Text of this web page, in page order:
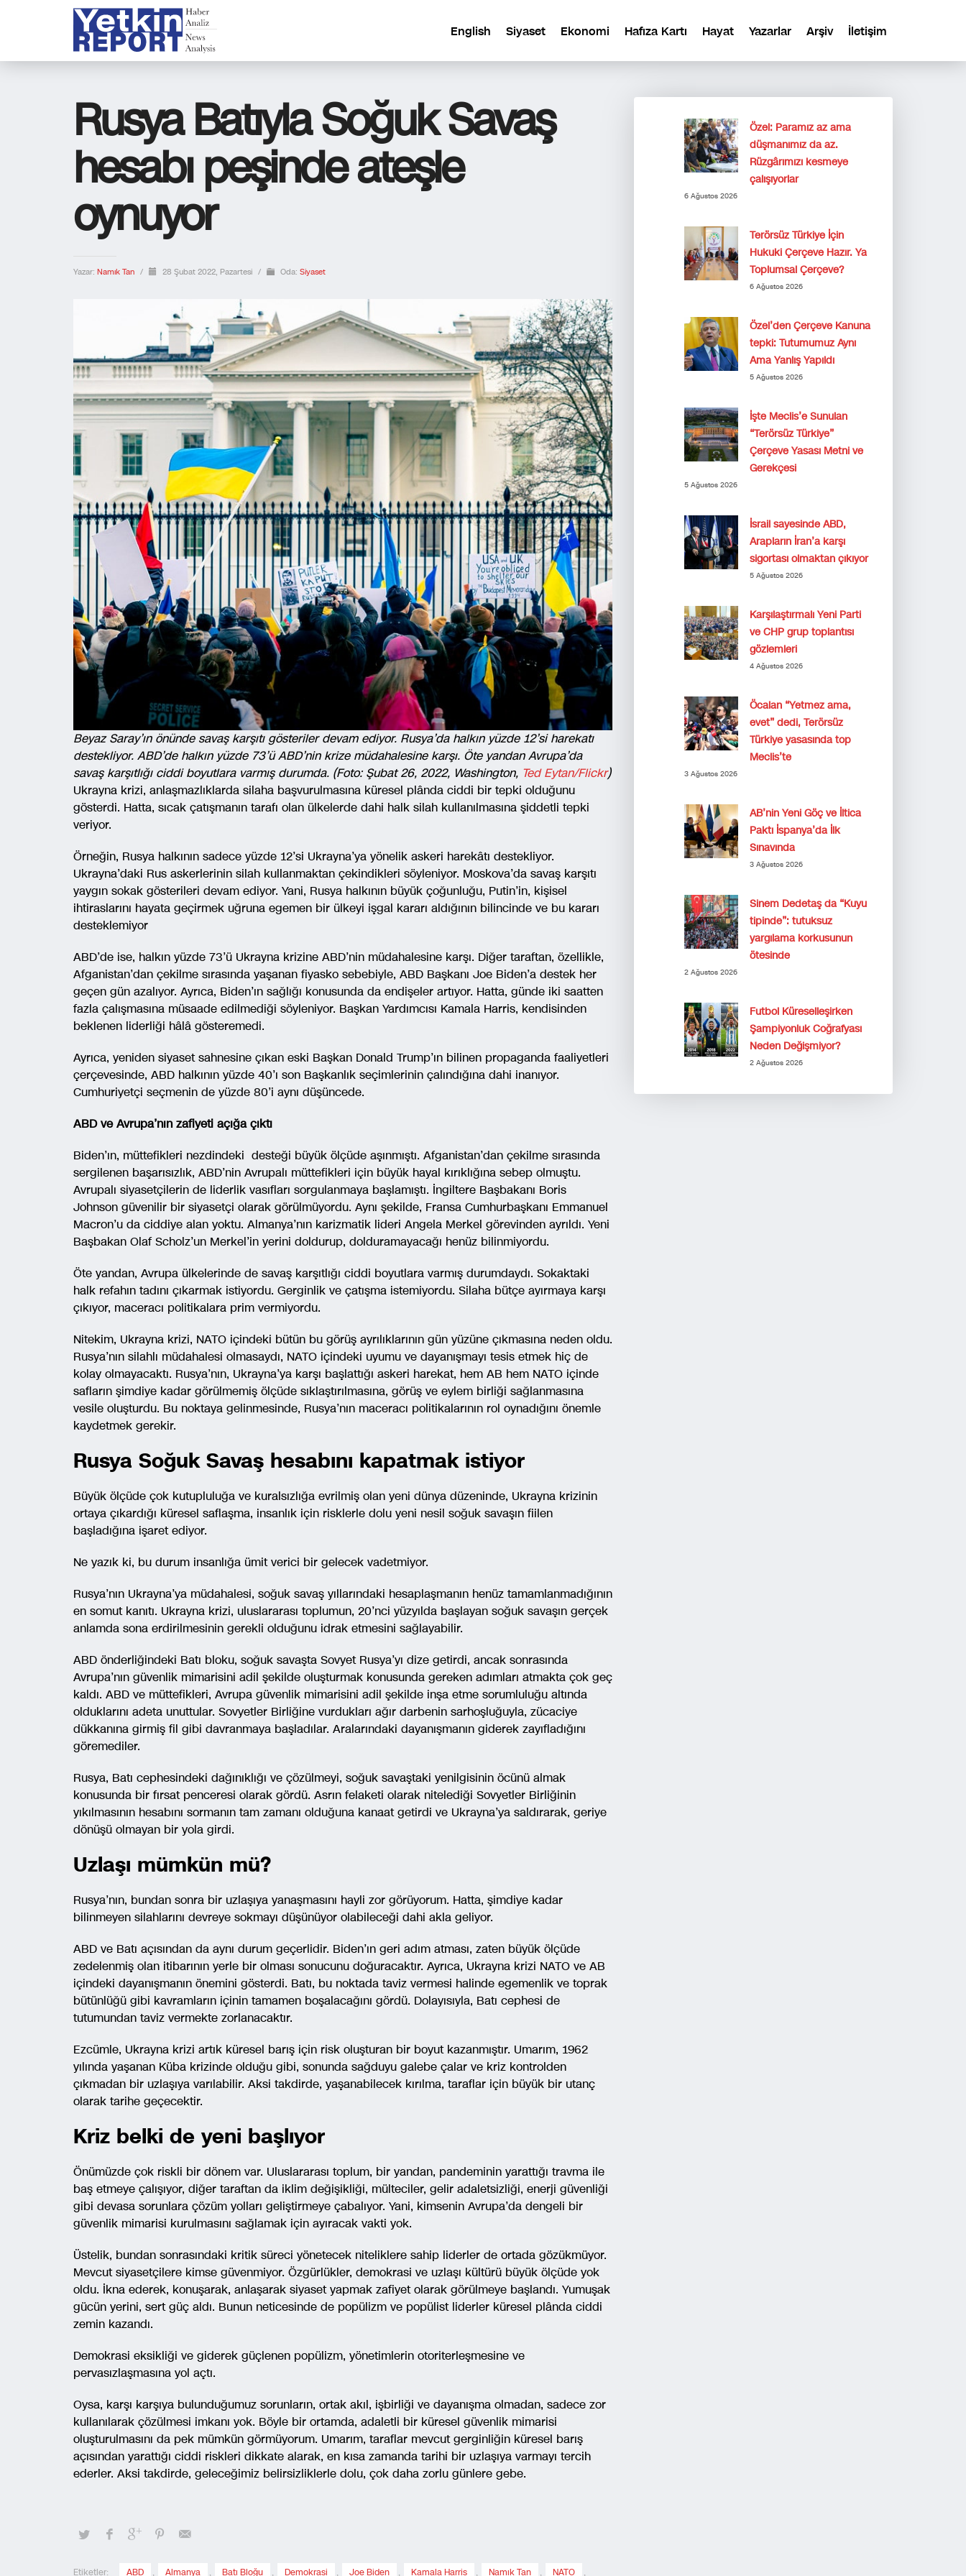
English Siyaset Ekonomi Hafıza Kartı Hayat Yazarlar Arşiv İletişim
Rusya Batıyla Soğuk Savaş
hesabı peşinde ateşle
oynuyor
Yazar: Namık Tan / 28 Şubat 2022, Pazartesi / Oda: Siyaset
Beyaz Saray’ın önünde savaş karşıtı gösteriler devam ediyor. Rusya’da halkın yüzde 12’si harekatı
destekliyor. ABD’de halkın yüzde 73’ü ABD’nin krize müdahalesine karşı. Öte yandan Avrupa’da
savaş karşıtlığı ciddi boyutlara varmış durumda. (Foto: Şubat 26, 2022, Washington, Ted Eytan/Flickr)
Ukrayna krizi, anlaşmazlıklarda silaha başvurulmasına küresel plânda ciddi bir tepki olduğunu
gösterdi. Hatta, sıcak çatışmanın tarafı olan ülkelerde dahi halk silah kullanılmasına şiddetli tepki
veriyor.
Örneğin, Rusya halkının sadece yüzde 12’si Ukrayna’ya yönelik askeri harekâtı destekliyor.
Ukrayna’daki Rus askerlerinin silah kullanmaktan çekindikleri söyleniyor. Moskova’da savaş karşıtı
yaygın sokak gösterileri devam ediyor. Yani, Rusya halkının büyük çoğunluğu, Putin’in, kişisel
ihtiraslarını hayata geçirmek uğruna egemen bir ülkeyi işgal kararı aldığının bilincinde ve bu kararı
desteklemiyor
ABD’de ise, halkın yüzde 73’ü Ukrayna krizine ABD’nin müdahalesine karşı. Diğer taraftan, özellikle,
Afganistan’dan çekilme sırasında yaşanan fiyasko sebebiyle, ABD Başkanı Joe Biden’a destek her
geçen gün azalıyor. Ayrıca, Biden’ın sağlığı konusunda da endişeler artıyor. Hatta, günde iki saatten
fazla çalışmasına müsaade edilmediği söyleniyor. Başkan Yardımcısı Kamala Harris, kendisinden
beklenen liderliği hâlâ gösteremedi.
Ayrıca, yeniden siyaset sahnesine çıkan eski Başkan Donald Trump’ın bilinen propaganda faaliyetleri
çerçevesinde, ABD halkının yüzde 40’ı son Başkanlık seçimlerinin çalındığına dahi inanıyor.
Cumhuriyetçi seçmenin de yüzde 80’i aynı düşüncede.
ABD ve Avrupa’nın zafiyeti açığa çıktı
Biden’ın, müttefikleri nezdindeki desteği büyük ölçüde aşınmıştı. Afganistan’dan çekilme sırasında
sergilenen başarısızlık, ABD’nin Avrupalı müttefikleri için büyük hayal kırıklığına sebep olmuştu.
Avrupalı siyasetçilerin de liderlik vasıfları sorgulanmaya başlamıştı. İngiltere Başbakanı Boris
Johnson güvenilir bir siyasetçi olarak görülmüyordu. Aynı şekilde, Fransa Cumhurbaşkanı Emmanuel
Macron’u da ciddiye alan yoktu. Almanya’nın karizmatik lideri Angela Merkel görevinden ayrıldı. Yeni
Başbakan Olaf Scholz’un Merkel’in yerini doldurup, dolduramayacağı henüz bilinmiyordu.
Öte yandan, Avrupa ülkelerinde de savaş karşıtlığı ciddi boyutlara varmış durumdaydı. Sokaktaki
halk refahın tadını çıkarmak istiyordu. Gerginlik ve çatışma istemiyordu. Silaha bütçe ayırmaya karşı
çıkıyor, maceracı politikalara prim vermiyordu.
Nitekim, Ukrayna krizi, NATO içindeki bütün bu görüş ayrılıklarının gün yüzüne çıkmasına neden oldu.
Rusya’nın silahlı müdahalesi olmasaydı, NATO içindeki uyumu ve dayanışmayı tesis etmek hiç de
kolay olmayacaktı. Rusya’nın, Ukrayna’ya karşı başlattığı askeri harekat, hem AB hem NATO içinde
safların şimdiye kadar görülmemiş ölçüde sıklaştırılmasına, görüş ve eylem birliği sağlanmasına
vesile oluşturdu. Bu noktaya gelinmesinde, Rusya’nın maceracı politikalarının rol oynadığını önemle
kaydetmek gerekir.
Rusya Soğuk Savaş hesabını kapatmak istiyor
Büyük ölçüde çok kutupluluğa ve kuralsızlığa evrilmiş olan yeni dünya düzeninde, Ukrayna krizinin
ortaya çıkardığı küresel saflaşma, insanlık için risklerle dolu yeni nesil soğuk savaşın fiilen
başladığına işaret ediyor.
Ne yazık ki, bu durum insanlığa ümit verici bir gelecek vadetmiyor.
Rusya’nın Ukrayna’ya müdahalesi, soğuk savaş yıllarındaki hesaplaşmanın henüz tamamlanmadığının
en somut kanıtı. Ukrayna krizi, uluslararası toplumun, 20’nci yüzyılda başlayan soğuk savaşın gerçek
anlamda sona erdirilmesinin gerekli olduğunu idrak etmesini sağlayabilir.
ABD önderliğindeki Batı bloku, soğuk savaşta Sovyet Rusya’yı dize getirdi, ancak sonrasında
Avrupa’nın güvenlik mimarisini adil şekilde oluşturmak konusunda gereken adımları atmakta çok geç
kaldı. ABD ve müttefikleri, Avrupa güvenlik mimarisini adil şekilde inşa etme sorumluluğu altında
olduklarını adeta unuttular. Sovyetler Birliğine vurdukları ağır darbenin sarhoşluğuyla, zücaciye
dükkanına girmiş fil gibi davranmaya başladılar. Aralarındaki dayanışmanın giderek zayıfladığını
göremediler.
Rusya, Batı cephesindeki dağınıklığı ve çözülmeyi, soğuk savaştaki yenilgisinin öcünü almak
konusunda bir fırsat penceresi olarak gördü. Asrın felaketi olarak nitelediği Sovyetler Birliğinin
yıkılmasının hesabını sormanın tam zamanı olduğuna kanaat getirdi ve Ukrayna’ya saldırarak, geriye
dönüşü olmayan bir yola girdi.
Uzlaşı mümkün mü?
Rusya’nın, bundan sonra bir uzlaşıya yanaşmasını hayli zor görüyorum. Hatta, şimdiye kadar
bilinmeyen silahlarını devreye sokmayı düşünüyor olabileceği dahi akla geliyor.
ABD ve Batı açısından da aynı durum geçerlidir. Biden’ın geri adım atması, zaten büyük ölçüde
zedelenmiş olan itibarının yerle bir olması sonucunu doğuracaktır. Ayrıca, Ukrayna krizi NATO ve AB
içindeki dayanışmanın önemini gösterdi. Batı, bu noktada taviz vermesi halinde egemenlik ve toprak
bütünlüğü gibi kavramların içinin tamamen boşalacağını gördü. Dolayısıyla, Batı cephesi de
tutumundan taviz vermekte zorlanacaktır.
Ezcümle, Ukrayna krizi artık küresel barış için risk oluşturan bir boyut kazanmıştır. Umarım, 1962
yılında yaşanan Küba krizinde olduğu gibi, sonunda sağduyu galebe çalar ve kriz kontrolden
çıkmadan bir uzlaşıya varılabilir. Aksi takdirde, yaşanabilecek kırılma, taraflar için büyük bir utanç
olarak tarihe geçecektir.
Kriz belki de yeni başlıyor
Önümüzde çok riskli bir dönem var. Uluslararası toplum, bir yandan, pandeminin yarattığı travma ile
baş etmeye çalışıyor, diğer taraftan da iklim değişikliği, mülteciler, gelir adaletsizliği, enerji güvenliği
gibi devasa sorunlara çözüm yolları geliştirmeye çabalıyor. Yani, kimsenin Avrupa’da dengeli bir
güvenlik mimarisi kurulmasını sağlamak için ayıracak vakti yok.
Üstelik, bundan sonrasındaki kritik süreci yönetecek niteliklere sahip liderler de ortada gözükmüyor.
Mevcut siyasetçilere kimse güvenmiyor. Özgürlükler, demokrasi ve uzlaşı kültürü büyük ölçüde yok
oldu. İkna ederek, konuşarak, anlaşarak siyaset yapmak zafiyet olarak görülmeye başlandı. Yumuşak
gücün yerini, sert güç aldı. Bunun neticesinde de popülizm ve popülist liderler küresel plânda ciddi
zemin kazandı.
Demokrasi eksikliği ve giderek güçlenen popülizm, yönetimlerin otoriterleşmesine ve
pervasızlaşmasına yol açtı.
Oysa, karşı karşıya bulunduğumuz sorunların, ortak akıl, işbirliği ve dayanışma olmadan, sadece zor
kullanılarak çözülmesi imkanı yok. Böyle bir ortamda, adaletli bir küresel güvenlik mimarisi
oluşturulmasını da pek mümkün görmüyorum. Umarım, taraflar mevcut gerginliğin küresel barış
açısından yarattığı ciddi riskleri dikkate alarak, en kısa zamanda tarihi bir uzlaşıya varmayı tercih
ederler. Aksi takdirde, geleceğimiz belirsizliklerle dolu, çok daha zorlu günlere gebe.
Etiketler: ABD , Almanya , Batı Bloğu , Demokrasi , Joe Biden , Kamala Harris , Namık Tan , NATO ,
Özel: Paramız az ama
düşmanımız da az.
Rüzgârımızı kesmeye
çalışıyorlar
6 Ağustos 2026
Terörsüz Türkiye İçin
Hukuki Çerçeve Hazır. Ya
Toplumsal Çerçeve?
6 Ağustos 2026
Özel’den Çerçeve Kanuna
tepki: Tutumumuz Aynı
Ama Yanlış Yapıldı
5 Ağustos 2026
İşte Meclis’e Sunulan
“Terörsüz Türkiye”
Çerçeve Yasası Metni ve
Gerekçesi
5 Ağustos 2026
İsrail sayesinde ABD,
Arapların İran’a karşı
sigortası olmaktan çıkıyor
5 Ağustos 2026
Karşılaştırmalı Yeni Parti
ve CHP grup toplantısı
gözlemleri
4 Ağustos 2026
Öcalan “Yetmez ama,
evet” dedi, Terörsüz
Türkiye yasasında top
Meclis’te
3 Ağustos 2026
AB’nin Yeni Göç ve İltica
Paktı İspanya’da İlk
Sınavında
3 Ağustos 2026
Sinem Dedetaş da “Kuyu
tipinde”: tutuksuz
yargılama korkusunun
ötesinde
2 Ağustos 2026
Futbol Küreselleşirken
Şampiyonluk Coğrafyası
Neden Değişmiyor?
2 Ağustos 2026